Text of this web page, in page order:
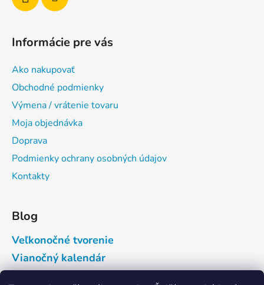
Informácie pre vás
Ako nakupovať
Obchodné podmienky
Výmena / vrátenie tovaru
Moja objednávka
Doprava
Podmienky ochrany osobných údajov
Kontakty
Blog
Veľkonočné tvorenie
Vianočný kalendár